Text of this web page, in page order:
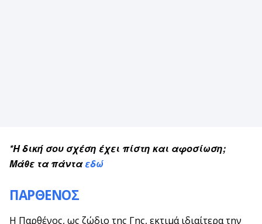
*Η δική σου σχέση έχει πίστη και αφοσίωση;
Mάθε τα πάνταεδώ
ΠΑΡΘΕΝΟΣ
Η Παρθένος, ως ζώδιο της Γης, εκτιμά ιδιαίτερα την